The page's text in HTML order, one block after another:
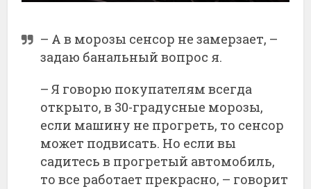
– А в морозы сенсор не замерзает, –
задаю банальный вопрос я.
– Я говорю покупателям всегда
открыто, в 30-градусные морозы,
если машину не прогреть, то сенсор
может подвисать. Но если вы
садитесь в прогретый автомобиль,
то все работает прекрасно, – говорит